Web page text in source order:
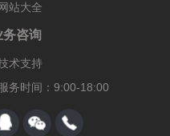
网站大全
务咨询
术支持
务时间：9:00-18:00